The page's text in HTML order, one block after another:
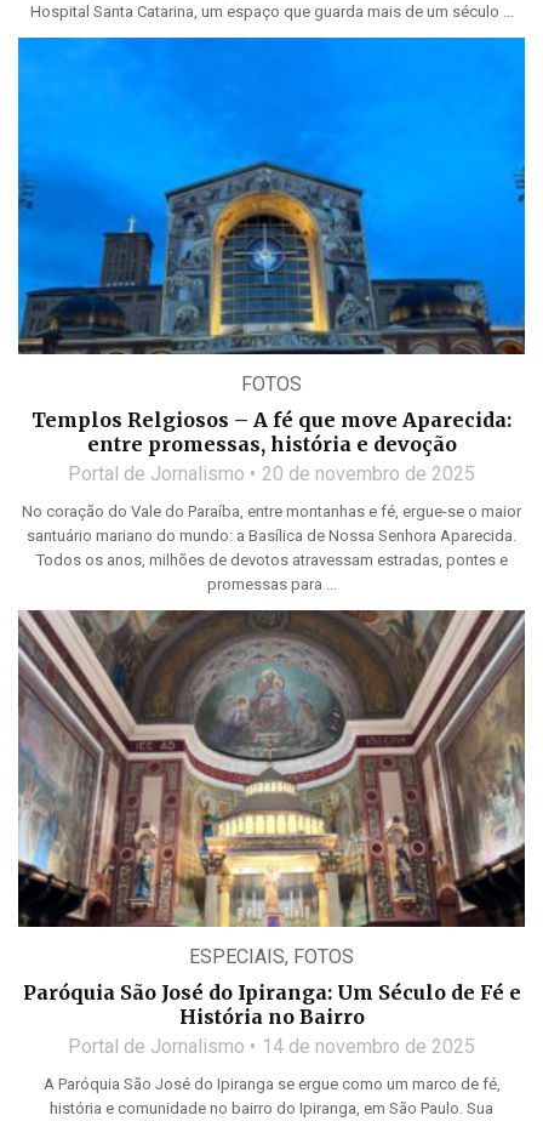
Hospital Santa Catarina, um espaço que guarda mais de um século ...
FOTOS
Templos Relgiosos – A fé que move Aparecida:
entre promessas, história e devoção
Portal de Jornalismo 20 de novembro de 2025
No coração do Vale do Paraíba, entre montanhas e fé, ergue-se o maior
santuário mariano do mundo: a Basílica de Nossa Senhora Aparecida.
Todos os anos, milhões de devotos atravessam estradas, pontes e
promessas para ...
ESPECIAIS, FOTOS
Paróquia São José do Ipiranga: Um Século de Fé e
História no Bairro
Portal de Jornalismo 14 de novembro de 2025
A Paróquia São José do Ipiranga se ergue como um marco de fé,
história e comunidade no bairro do Ipiranga, em São Paulo. Sua